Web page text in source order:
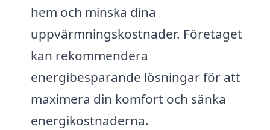
hem och minska dina
uppvärmningskostnader. Företaget
kan rekommendera
energibesparande lösningar för att
maximera din komfort och sänka
energikostnaderna.